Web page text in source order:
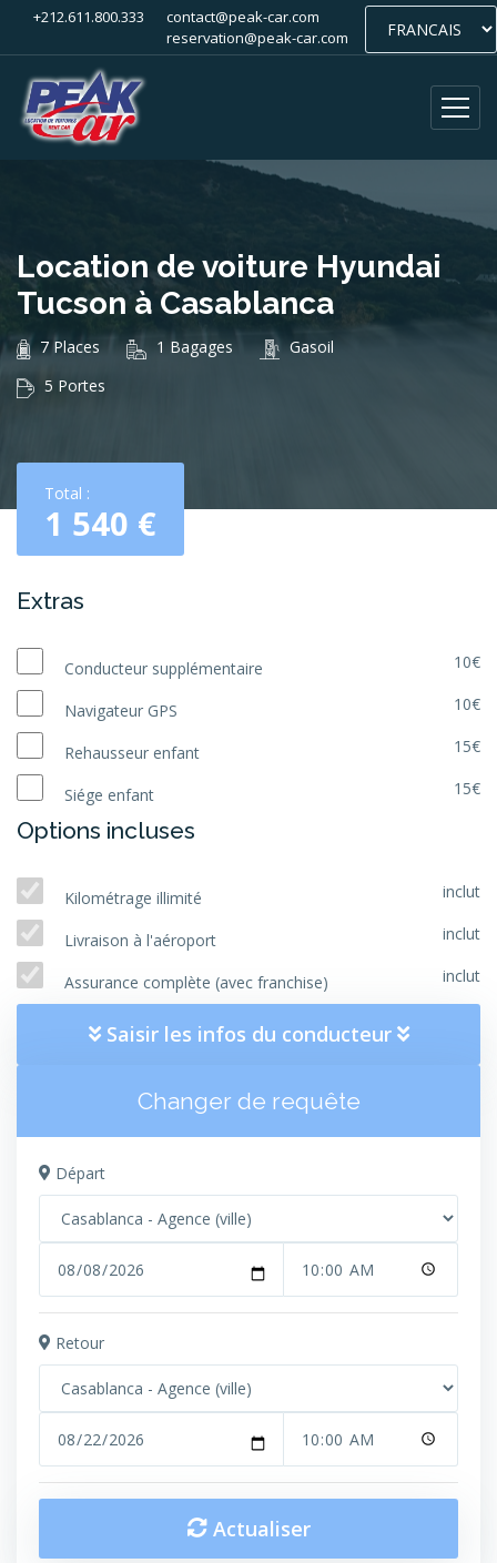
+212.611.800.333
contact@peak-car.com
reservation@peak-car.com
Location de voiture Hyundai
Tucson à Casablanca
7 Places 1 Bagages
Gasoil
5 Portes
Total :
1 540 €
Extras
Conducteur supplémentaire 10€
Navigateur GPS 10€
Rehausseur enfant 15€
Siége enfant 15€
Options incluses
Kilométrage illimité inclut
Livraison à l'aéroport inclut
Assurance complète (avec franchise) inclut
Saisir les infos du conducteur
Changer de requête
Départ
Retour
Actualiser